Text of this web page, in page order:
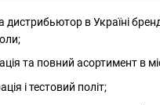
дистрибьютор в Україні
та повний асортимент в
і тестовий політ;